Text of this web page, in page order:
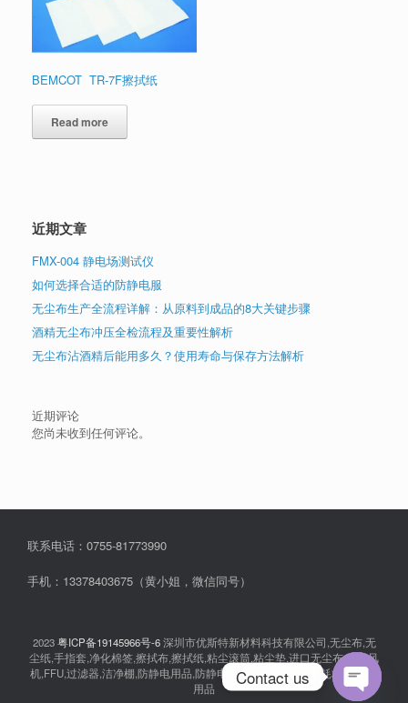
BEMCOT TR-7F擦拭纸
Read more
近期文章
FMX-004 静电场测试仪
如何选择合适的防静电服
无尘布生产全流程详解：从原料到成品的8大关键步骤
酒精无尘布冲压全检流程及重要性解析
无尘布沾酒精后能用多久？使用寿命与保存方法解析
近期评论
您尚未收到任何评论。
联系电话：0755-81773990
手机：13378403675（黄小姐，微信同号）
2023粤ICP备19145966号-6深圳市优斯特新材料科技有限公司,无尘布,无
尘纸,手指套,净化棉签,擦拭布,擦拭纸,粘尘滚筒,粘尘垫,进口无尘布,离子风
机,FFU,过滤器,洁净棚,防静电用品,防静电衣服,无尘室消耗品,耗材,实验室
用品
Contact us